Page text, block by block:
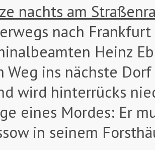
nachts am
nach
Heinz
Weg ins nächste
wird hinterrücks
eines Mordes: Er
in seinem